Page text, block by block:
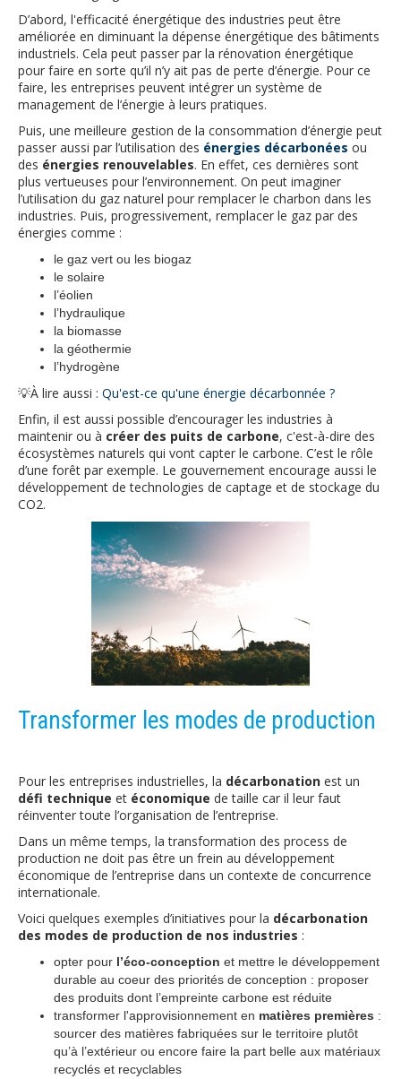
D’abord, l'efficacité énergétique des industries peut être
améliorée en diminuant la dépense énergétique des bâtiments
industriels. Cela peut passer par la rénovation énergétique
pour faire en sorte qu’il n’y ait pas de perte d’énergie. Pour ce
faire, les entreprises peuvent intégrer un système de
management de l’énergie à leurs pratiques.
Puis, une meilleure gestion de la consommation d’énergie peut
passer aussi par l’utilisation des énergies décarbonées ou
des énergies renouvelables. En effet, ces dernières sont
plus vertueuses pour l’environnement. On peut imaginer
l’utilisation du gaz naturel pour remplacer le charbon dans les
industries. Puis, progressivement, remplacer le gaz par des
énergies comme :
le gaz vert ou les biogaz
le solaire
l’éolien
l’hydraulique
la biomasse
la géothermie
l’hydrogène
💡À lire aussi : Qu'est-ce qu'une énergie décarbonnée ?
Enfin, il est aussi possible d’encourager les industries à
maintenir ou à créer des puits de carbone, c'est-à-dire des
écosystèmes naturels qui vont capter le carbone. C’est le rôle
d’une forêt par exemple. Le gouvernement encourage aussi le
développement de technologies de captage et de stockage du
CO2.
Transformer les modes de production
Pour les entreprises industrielles, la décarbonation est un
défi technique et économique de taille car il leur faut
réinventer toute l’organisation de l’entreprise.
Dans un même temps, la transformation des process de
production ne doit pas être un frein au développement
économique de l’entreprise dans un contexte de concurrence
internationale.
Voici quelques exemples d’initiatives pour la décarbonation
des modes de production de nos industries :
opter pour l’éco-conception et mettre le développement
durable au coeur des priorités de conception : proposer
des produits dont l’empreinte carbone est réduite
transformer l'approvisionnement en matières premières :
sourcer des matières fabriquées sur le territoire plutôt
qu’à l’extérieur ou encore faire la part belle aux matériaux
recyclés et recyclables